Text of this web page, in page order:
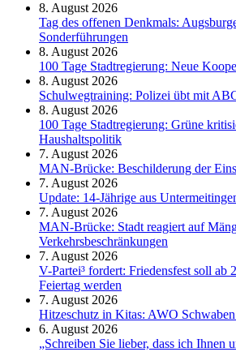
8. August 2026
Tag des offenen Denkmals:
Sonderführungen
8. August 2026
100 Tage Stadtregierung: Neue
8. August 2026
Schul­weg­trai­ning: Poli­zei übt mit
8. August 2026
100 Tage Stadtregierung: Grüne
Haushaltspolitik
7. August 2026
MAN-Brücke: Beschilderung der
7. August 2026
Update: 14-Jährige aus
7. August 2026
MAN-Brücke: Stadt reagiert auf
Verkehrsbeschränkungen
7. August 2026
V-Partei­³ fordert: Friedens­fest soll ab
Feier­tag werden
7. August 2026
Hitzeschutz in Kitas: AWO
6. August 2026
„Schreiben Sie lieber, dass ich Ihnen